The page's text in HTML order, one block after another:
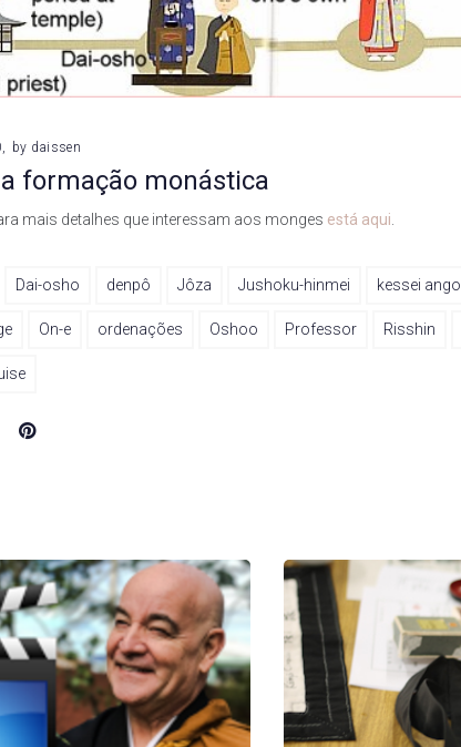
by daissen
formação monástica
mais detalhes que interessam aos monges está aqui.
Dai-osho denpô Jôza Jushoku-hinmei kessei ango
On-e ordenações Oshoo Professor Risshin
Pinterest